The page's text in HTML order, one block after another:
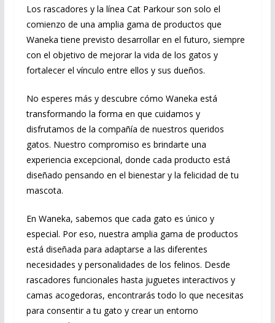
Los rascadores y la línea Cat Parkour son solo el
comienzo de una amplia gama de productos que
Waneka tiene previsto desarrollar en el futuro, siempre
con el objetivo de mejorar la vida de los gatos y
fortalecer el vínculo entre ellos y sus dueños.
No esperes más y descubre cómo Waneka está
transformando la forma en que cuidamos y
disfrutamos de la compañía de nuestros queridos
gatos. Nuestro compromiso es brindarte una
experiencia excepcional, donde cada producto está
diseñado pensando en el bienestar y la felicidad de tu
mascota.
En Waneka, sabemos que cada gato es único y
especial. Por eso, nuestra amplia gama de productos
está diseñada para adaptarse a las diferentes
necesidades y personalidades de los felinos. Desde
rascadores funcionales hasta juguetes interactivos y
camas acogedoras, encontrarás todo lo que necesitas
para consentir a tu gato y crear un entorno